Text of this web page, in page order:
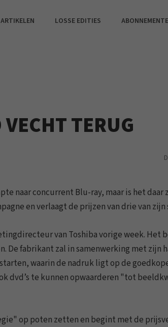
LOSSE EDITIES
TERUG
naar concurrent Blu-ray, maar is het
en verlaagt de prijzen van drie van zijn
van Toshiba vorige week. Het
De fabrikant zal in samenwerking met zijn
waarin de nadruk ligt op de
dvd’s te kunnen opwaarderen "tot
op poten zetten en begint met de